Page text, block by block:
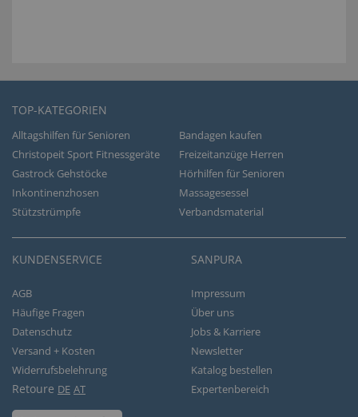
TOP-KATEGORIEN
Alltagshilfen für Senioren
Bandagen kaufen
Christopeit Sport Fitnessgeräte
Freizeitanzüge Herren
Gastrock Gehstöcke
Hörhilfen für Senioren
Inkontinenzhosen
Massagesessel
Stützstrümpfe
Verbandsmaterial
KUNDENSERVICE
AGB
Häufige Fragen
Datenschutz
Versand + Kosten
Widerrufsbelehrung
Retoure DE AT
SANPURA
Impressum
Über uns
Jobs & Karriere
Newsletter
Katalog bestellen
Expertenbereich